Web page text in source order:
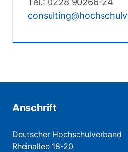
Anschrift
Deutscher Hochschulverband
Rheinallee 18-20